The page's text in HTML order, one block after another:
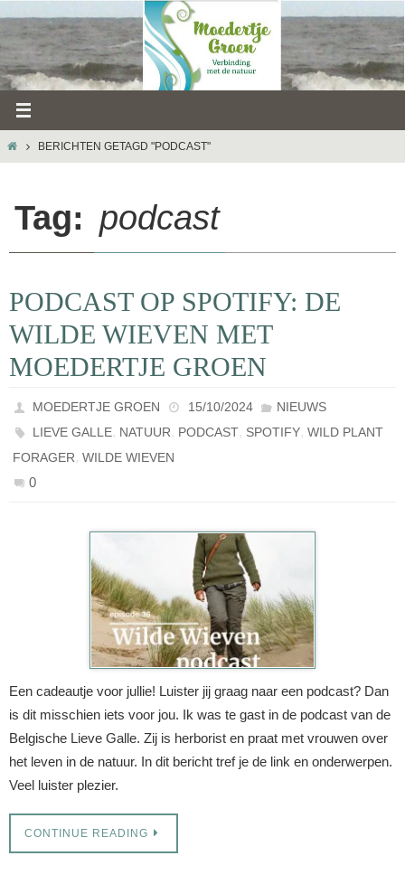
naar
inhoud
HOMEBERICHTEN GETAGD "PODCAST"
Tag: podcast
PODCAST OP SPOTIFY: DE
WILDE WIEVEN MET
MOEDERTJE GROEN
MOEDERTJE GROEN 15/10/2024
NIEUWS
LIEVE GALLE, NATUUR, PODCAST, SPOTIFY,WILD PLANT
FORAGER, WILDE WIEVEN
0
Een cadeautje voor jullie! Luister jij graag naar een podcast? Dan
is dit misschien iets voor jou. Ik was te gast in de podcast van de
Belgische Lieve Galle. Zij is herborist en praat met vrouwen over
het leven in de natuur. In dit bericht tref je de link en onderwerpen.
Veel luister plezier.
CONTINUE READING